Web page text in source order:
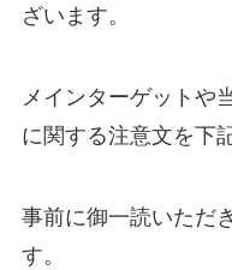
ざいます。
メインターゲットや
に関する注意文を下
事前に御一読いただ
す。